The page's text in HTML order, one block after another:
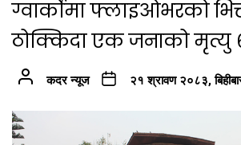
ग्वार्कोमा फ्लाइओभरको
ठोक्किदा एक जनाको मृत्यु
कदर न्यूज २१ श्रावण २०८३,